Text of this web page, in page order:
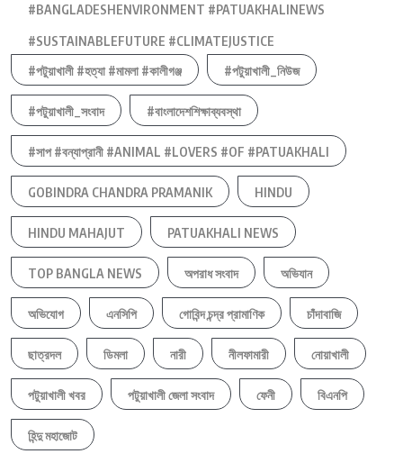
#BANGLADESHENVIRONMENT #PATUAKHALINEWS
#SUSTAINABLEFUTURE #CLIMATEJUSTICE
#পটুয়াখালী #হত্যা #মামলা #কালীগঞ্জ
#পটুয়াখালী_নিউজ
#পটুয়াখালী_সংবাদ #বাংলাদেশশিক্ষাব্যবস্থা
#সাপ #বন্যাপ্রানী #ANIMAL #LOVERS #OF #PATUAKHALI
GOBINDRA CHANDRA PRAMANIK HINDU
HINDU MAHAJUT PATUAKHALI NEWS
TOP BANGLA NEWS অপরাধ সংবাদ অভিযান
অভিযোগ এনসিপি গোবিন্দ চন্দ্র প্রামাণিক চাঁদাবাজি
ছাত্রদল ডিমলা নারী নীলফামারী নোয়াখালী
পটুয়াখালী খবর পটুয়াখালী জেলা সংবাদ ফেনী বিএনপি
হিন্দু মহাজোট